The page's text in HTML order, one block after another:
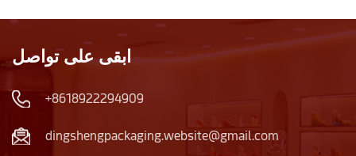
ابقى على تواصل
+8618922294909
dingshengpackaging.website@gmail.com